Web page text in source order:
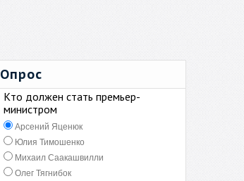
Опрос
Кто должен стать премьер-
министром
Арсений Яценюк
Юлия Тимошенко
Михаил Саакашвилли
Олег Тягнибок